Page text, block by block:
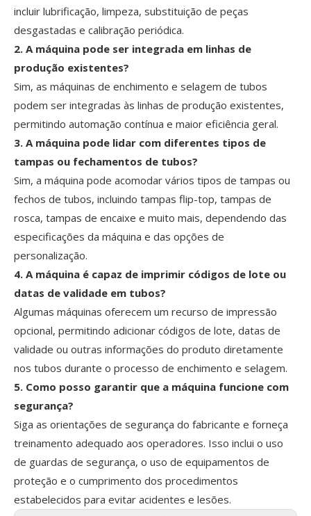
incluir lubrificação, limpeza, substituição de peças
desgastadas e calibração periódica.
2. A máquina pode ser integrada em linhas de
produção existentes?
Sim, as máquinas de enchimento e selagem de tubos
podem ser integradas às linhas de produção existentes,
permitindo automação contínua e maior eficiência geral.
3. A máquina pode lidar com diferentes tipos de
tampas ou fechamentos de tubos?
Sim, a máquina pode acomodar vários tipos de tampas ou
fechos de tubos, incluindo tampas flip-top, tampas de
rosca, tampas de encaixe e muito mais, dependendo das
especificações da máquina e das opções de
personalização.
4. A máquina é capaz de imprimir códigos de lote ou
datas de validade em tubos?
Algumas máquinas oferecem um recurso de impressão
opcional, permitindo adicionar códigos de lote, datas de
validade ou outras informações do produto diretamente
nos tubos durante o processo de enchimento e selagem.
5. Como posso garantir que a máquina funcione com
segurança?
Siga as orientações de segurança do fabricante e forneça
treinamento adequado aos operadores. Isso inclui o uso
de guardas de segurança, o uso de equipamentos de
proteção e o cumprimento dos procedimentos
estabelecidos para evitar acidentes e lesões.